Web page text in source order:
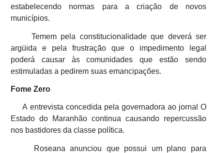
estabelecendo normas para a criação de novos
municípios.
Temem pela constitucionalidade que deverá ser
argüida e pela frustração que o impedimento legal
poderá causar às comunidades que estão sendo
estimuladas a pedirem suas emancipações.
Fome Zero
A entrevista concedida pela governadora ao jornal O
Estado do Maranhão continua causando repercussão
nos bastidores da classe política.
Roseana anunciou que possui um plano para